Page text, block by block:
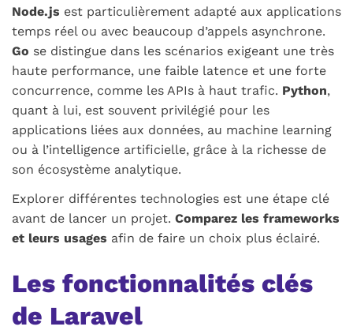
Node.js est particulièrement adapté aux applications
temps réel ou avec beaucoup d’appels asynchrone.
Go se distingue dans les scénarios exigeant une très
haute performance, une faible latence et une forte
concurrence, comme les APIs à haut trafic. Python,
quant à lui, est souvent privilégié pour les
applications liées aux données, au machine learning
ou à l’intelligence artificielle, grâce à la richesse de
son écosystème analytique.
Explorer différentes technologies est une étape clé
avant de lancer un projet. Comparez les frameworks
et leurs usages afin de faire un choix plus éclairé.
Les fonctionnalités clés
de Laravel